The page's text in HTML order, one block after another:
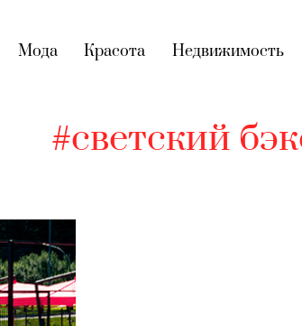
(current)
Мода(current)
Красота (current)
Недвижимость
#светский